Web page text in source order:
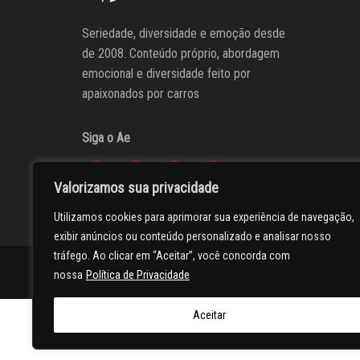
Valorizamos sua privacidade
Utilizamos cookies para aprimorar sua experiência de navegação,
exibir anúncios ou conteúdo personalizado e analisar nosso
tráfego. Ao clicar em “Aceitar”, você concorda com
nossa Política de Privacidade
Aceitar
Seriedade, diversidade e emoção desde
de 2008. Conteúdo próprio, abordagem
emocional e diversidade feito por
apaixonados por carros
Siga o Ae
AUTOentusiastas Editores